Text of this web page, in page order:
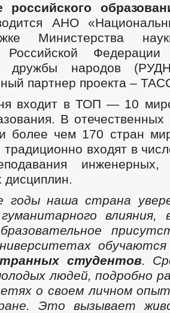
российского
АНО
Министерства
Российской
дружбы народов
партнер проекта –
входит в ТОП — 10
В отечественных
более чем 170 стран
традиционно входят в
дисциплин.
годы наша страна
гуманитарного
студентов.
людей, подробно
о своем личном
Это вызывает